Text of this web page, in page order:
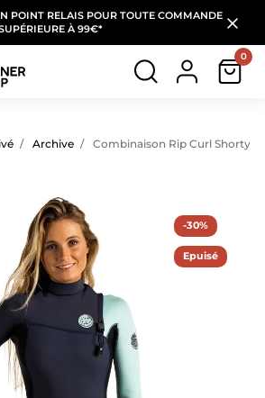
POINT RELAIS POUR TOUTE COMMANDE
À 99€*
0
Archive Combinaison Rip Curl Shorty
-30%
Epuisé